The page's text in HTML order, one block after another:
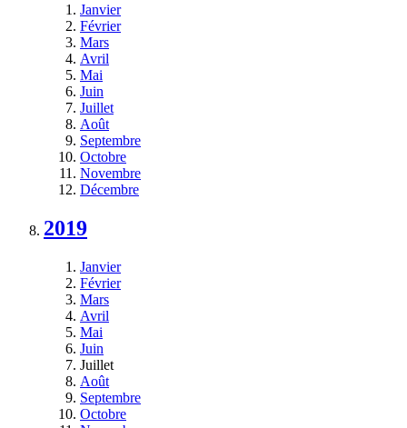
Janvier
Février
Mars
Avril
Mai
Juin
Juillet
Août
Septembre
Octobre
Novembre
Décembre
2019
Janvier
Février
Mars
Avril
Mai
Juin
Juillet
Août
Septembre
Octobre